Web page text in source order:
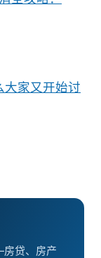
大家又开始讨
贷、房产